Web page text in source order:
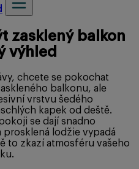
zasklený balkon
výhled
chcete se pokochat
balkonu, ale
vrstvu šedého
kapek od deště.
se dají snadno
prosklená lodžie vypadá
to zkazí atmosféru vašeho